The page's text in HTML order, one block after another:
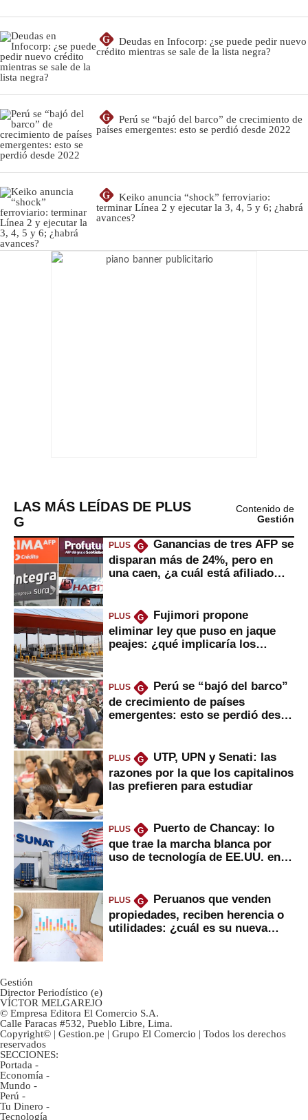
G
Deudas en Infocorp: ¿se puede pedir nuevo
crédito mientras se sale de la lista negra?
G
Perú se “bajó del barco” de crecimiento de
países emergentes: esto se perdió desde 2022
G
Keiko anuncia “shock” ferroviario:
terminar Línea 2 y ejecutar la 3, 4, 5 y 6; ¿habrá
avances?
LAS MÁS LEÍDAS DE PLUS
G
Contenido de
Gestión
PLUS G
Ganancias de tres AFP se
disparan más de 24%, pero en
una caen, ¿a cuál está afiliado
PLUS G
Fujimori propone
eliminar ley que puso en jaque
peajes: ¿qué implicaría los
PLUS G
Perú se “bajó del barco”
de crecimiento de países
emergentes: esto se perdió desde
PLUS G
UTP, UPN y Senati: las
razones por la que los capitalinos
las prefieren para estudiar
PLUS G
Puerto de Chancay: lo
que trae la marcha blanca por
uso de tecnología de EE.UU. en
PLUS G
Peruanos que venden
propiedades, reciben herencia o
utilidades: ¿cuál es su nueva
Gestión
Director Periodístico (e)
VÍCTOR MELGAREJO
© Empresa Editora El Comercio S.A.
Calle Paracas #532, Pueblo Libre, Lima.
Copyright© | Gestion.pe | Grupo El Comercio | Todos los derechos
reservados
SECCIONES:
Portada -
Economía -
Mundo -
Perú -
Tu Dinero -
Tecnología